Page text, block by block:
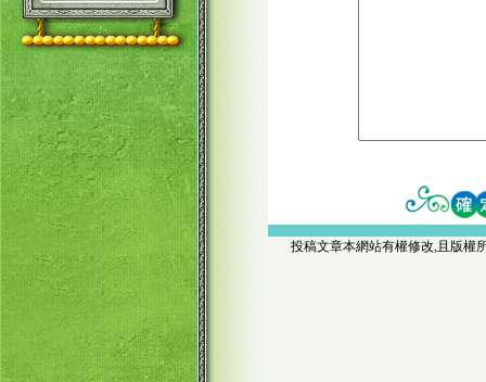
投稿文章本網站有權修改,且版權